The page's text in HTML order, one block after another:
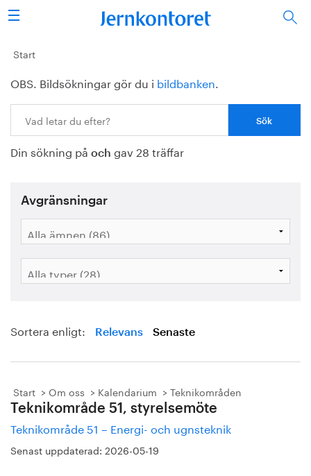
Sök
Stålindustrin
Vision 2050
Forskning/utbildning
Energi/miljö
Vi tycker
Bildbank
Start
OBS. Bildsökningar gör du i bildbanken.
Din sökning på och gav 28 träffar
Avgränsningar
Sortera enligt: Relevans Senaste
Start Om oss Kalendarium Teknikområden
Teknikområde 51, styrelsemöte
Teknikområde 51 – Energi- och ugnsteknik
Senast uppdaterad: 2026-05-19